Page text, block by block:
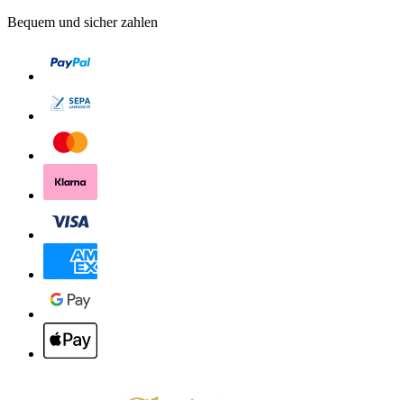
Bequem und sicher zahlen